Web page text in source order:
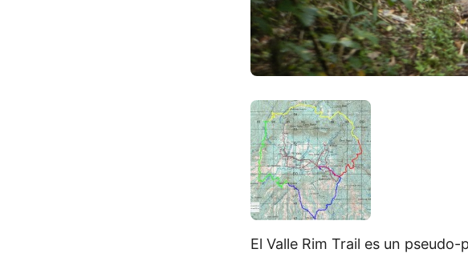
El Valle Rim Trail es un